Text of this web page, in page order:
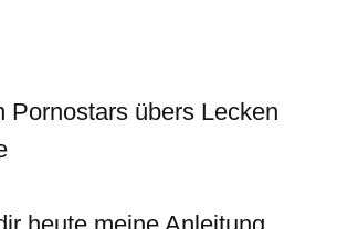
Pornostars übers Lecken